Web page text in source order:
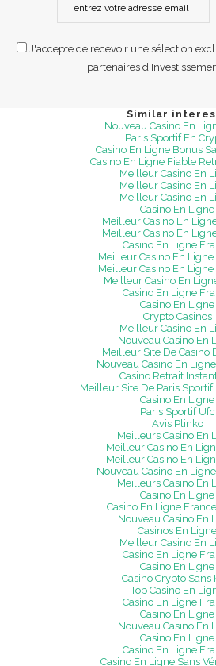
J'accepte de recevoir une sélection
partenaires
Similar
Nouveau Casino En
Paris Sportif En
Casino En Ligne Bonus
Casino En Ligne Fiable
Meilleur Casino En
Meilleur Casino En
Meilleur Casino En
Casino En Ligne
Meilleur Casino En
Meilleur Casino En
Casino En Ligne
Meilleur Casino En
Meilleur Casino En
Meilleur Casino En
Casino En Ligne
Casino En Ligne
Crypto Casinos
Meilleur Casino En
Nouveau Casino En
Meilleur Site De Casino
Nouveau Casino En
Casino Retrait
Meilleur Site De Paris Sportif
Casino En Ligne
Paris Sportif Ufc
Avis Plinko
Meilleurs Casino En
Meilleur Casino En
Meilleur Casino En
Nouveau Casino En
Meilleurs Casino En
Casino En Ligne
Casino En Ligne
Nouveau Casino En
Casinos En Ligne
Meilleur Casino En
Casino En Ligne
Casino En Ligne
Casino Crypto Sans
Top Casino En
Casino En Ligne
Casino En Ligne
Nouveau Casino En
Casino En Ligne
Casino En Ligne
Casino En Ligne Sans